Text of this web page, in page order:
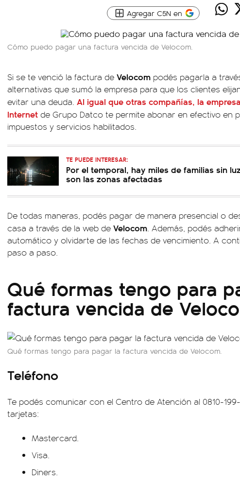
Agregar C5N en
Cómo puedo pagar una factura vencida de Velocom.
Si se te venció la factura de Velocom podés pagarla a
alternativas que sumó la empresa para que los clientes
evitar una deuda. Al igual que otras compañías, la
Internet de Grupo Datco te permite abonar en efectivo en
impuestos y servicios habilitados.
TE PUEDE INTERESAR:
Por el temporal, hay miles de familias sin
son las zonas afectadas
De todas maneras, podés pagar de manera presencial o
casa a través de la web de Velocom. Además, podés
automático y olvidarte de las fechas de vencimiento. A
paso a paso.
Qué formas tengo para
factura vencida de
Qué formas tengo para pagar la factura vencida de Velocom.
Teléfono
Te podés comunicar con el Centro de Atención al 0810-
tarjetas:
Mastercard.
Visa.
Diners.